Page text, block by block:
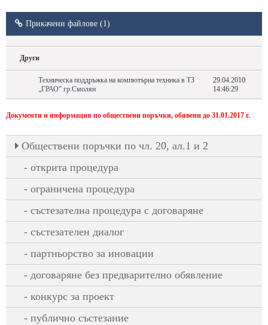
Прикачени файлове (1)
Други
Техническа поддръжка на компютърна техника в ТЗ
„ГРАО” гр.Смолян
29.04.2010
14:46:29
Документи и информация по обществени поръчки, обявени до 31.01.2017 г.
Oбществени поръчки по чл. 20, ал.1 и 2
открита процедура
ограничена процедура
състезателна процедура с договаряне
състезателен диалог
партньорство за иновации
договаряне без предварително обявление
конкурс за проект
публично състезание